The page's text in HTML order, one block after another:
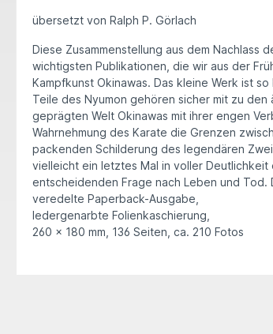
übersetzt von Ralph P. Görlach
Diese Zusammenstellung aus dem
wichtigsten Publikationen, die wir aus der
Kampfkunst Okinawas. Das kleine Werk ist
Teile des Nyumon gehören sicher mit zu
geprägten Welt Okinawas mit ihrer engen
Wahrnehmung des Karate die Grenzen
packenden Schilderung des legendären
vielleicht ein letztes Mal in voller
entscheidenden Frage nach Leben und
veredelte Paperback-Ausgabe,
ledergenarbte Folienkaschierung,
260 x 180 mm, 136 Seiten, ca. 210 Fotos